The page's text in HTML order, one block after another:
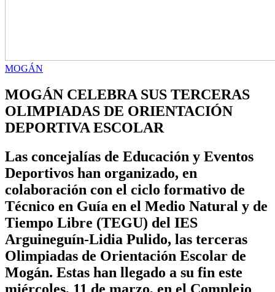
MOGÁN
MOGÁN CELEBRA SUS TERCERAS
OLIMPIADAS DE ORIENTACIÓN
DEPORTIVA ESCOLAR
Las concejalías de Educación y Eventos
Deportivos han organizado, en
colaboración con el ciclo formativo de
Técnico en Guía en el Medio Natural y de
Tiempo Libre (TEGU) del IES
Arguineguín-Lidia Pulido, las terceras
Olimpiadas de Orientación Escolar de
Mogán. Estas han llegado a su fin este